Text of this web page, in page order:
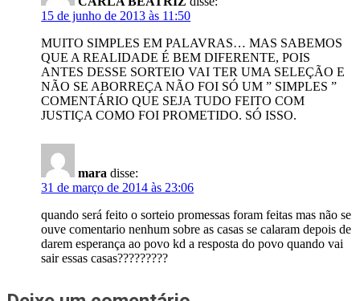
15 de junho de 2013 às 11:50
MUITO SIMPLES EM PALAVRAS… MAS SABEMOS
QUE A REALIDADE É BEM DIFERENTE, POIS
ANTES DESSE SORTEIO VAI TER UMA SELEÇÃO E
NÃO SE ABORREÇA NÃO FOI SÓ UM ” SIMPLES ”
COMENTÁRIO QUE SEJA TUDO FEITO COM
JUSTIÇA COMO FOI PROMETIDO. SÓ ISSO.
mara disse:
31 de março de 2014 às 23:06
quando será feito o sorteio promessas foram feitas mas não se
ouve comentario nenhum sobre as casas se calaram depois de
darem esperança ao povo kd a resposta do povo quando vai
sair essas casas?????????